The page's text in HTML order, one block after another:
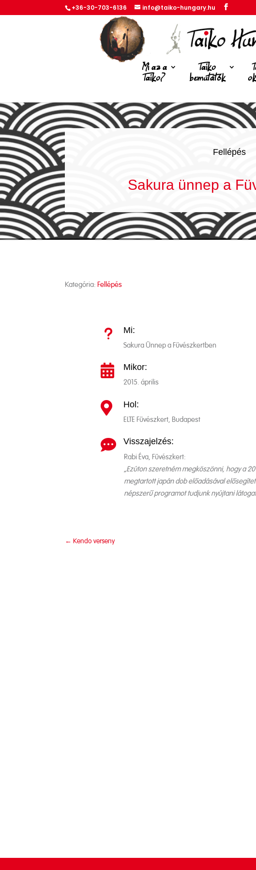
+36-30-703-6136 info@taiko-hungary.hu
Mi az a
Taiko?
Taiko
bemutatók
Fellépés
Sakura ünnep a
Kategória: Fellépés
u Mi:
Sakura Ünnep a Füvészkertben
 Mikor:
2015. április
 Hol:
ELTE Füvészkert, Budapest
 Visszajelzés:
Rabi Éva, Füvészkert:
„Ezúton szeretném megköszönni, hogy a
megtartott japán dob előadásával
népszerű programot tudjunk nyújtani
← Kendo verseny